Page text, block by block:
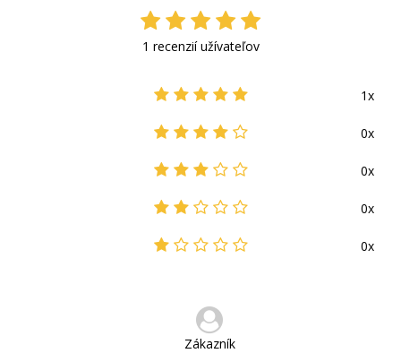
1 recenzií užívateľov
1x
0x
0x
0x
0x
Zákazník